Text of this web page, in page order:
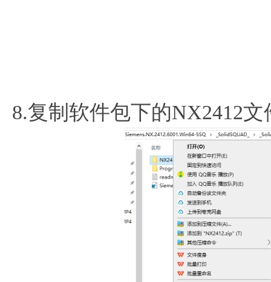
8.复制软件包下的NX2412文